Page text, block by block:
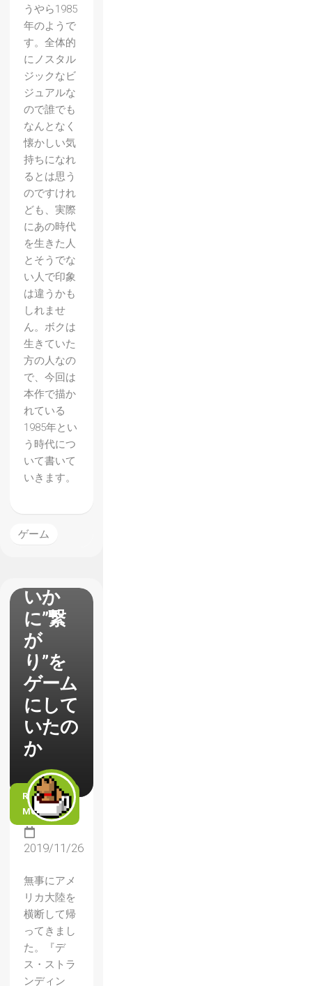
うやら1985
年のようで
す。全体的
にノスタル
ジックなビ
ジュアルな
ので誰でも
なんとなく
懐かしい気
持ちになれ
るとは思う
のですけれ
ども、実際
にあの時代
を生きた人
とそうでな
い人で印象
は違うかも
しれませ
ん。ボクは
生きていた
方の人なの
で、今回は
本作で描か
れている
1985年とい
う時代につ
いて書いて
いきます。
ゲーム
【デ
ス・ス
トラン
いか
に”繋
が
り”を
ゲーム
にして
いたの
か
READ
MORE
2019/11/26
無事にアメ
リカ大陸を
横断して帰
ってきまし
た。『デ
ス・ストラ
ンディン